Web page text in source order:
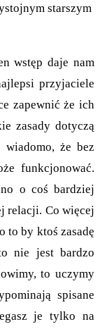
starszym
wstęp daje nam
przyjaciele
zapewnić że ich
zasady dotyczą
że bez
funkcjonować.
o coś bardziej
relacji. Co więcej
to by ktoś zasadę
nie jest bardzo
to uczymy
spisane
je tylko na